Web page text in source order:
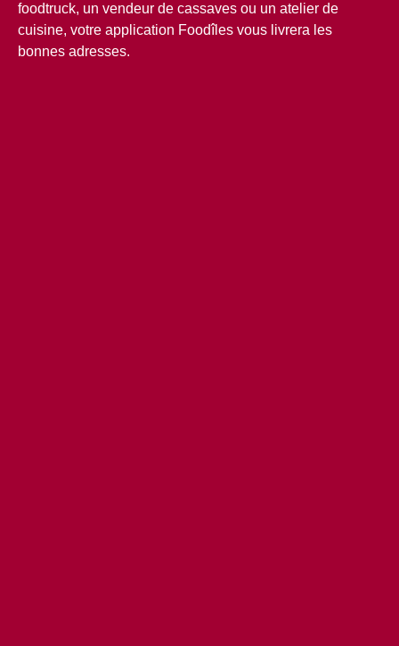
foodtruck, un vendeur de cassaves ou un atelier de
cuisine, votre application Foodîles vous livrera les
bonnes adresses.